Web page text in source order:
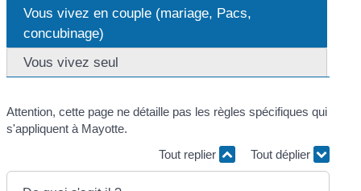
Vous vivez en couple (mariage, Pacs,
concubinage)
Vous vivez seul
Attention, cette page ne détaille pas les règles spécifiques qui
s'appliquent à Mayotte.
Tout replier
Tout déplier